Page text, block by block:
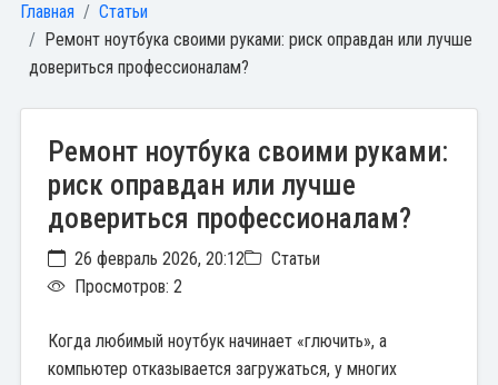
Главная
Статьи
Ремонт ноутбука своими руками: риск оправдан или лучше
довериться профессионалам?
Ремонт ноутбука своими руками:
риск оправдан или лучше
довериться профессионалам?
26 февраль 2026, 20:12
Статьи
Просмотров: 2
Когда любимый ноутбук начинает «глючить», а
компьютер отказывается загружаться, у многих